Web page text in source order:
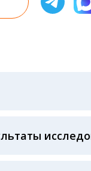
или чека об
тестов